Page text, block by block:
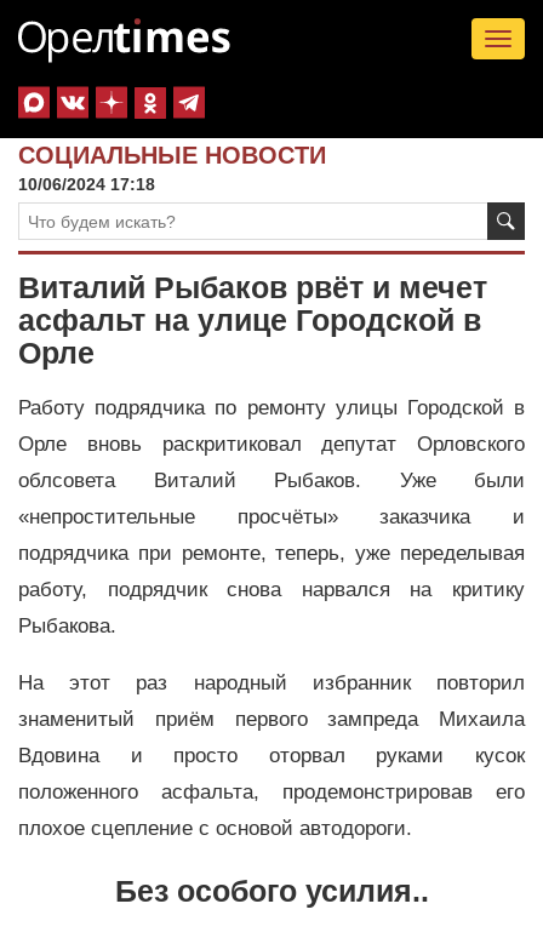
СОЦИАЛЬНЫЕ НОВОСТИ
10/06/2024 17:18
Виталий Рыбаков рвёт и мечет
асфальт на улице Городской в
Орле
Работу подрядчика по ремонту улицы Городской в
Орле вновь раскритиковал депутат Орловского
облсовета Виталий Рыбаков. Уже были
«непростительные просчёты» заказчика и
подрядчика при ремонте, теперь, уже переделывая
работу, подрядчик снова нарвался на критику
Рыбакова.
На этот раз народный избранник повторил
знаменитый приём первого зампреда Михаила
Вдовина и просто оторвал руками кусок
положенного асфальта, продемонстрировав его
плохое сцепление с основой автодороги.
Без особого усилия..